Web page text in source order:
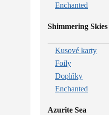
Enchanted
Shimmering Skies
Kusové karty
Foily
Doplňky
Enchanted
Azurite Sea